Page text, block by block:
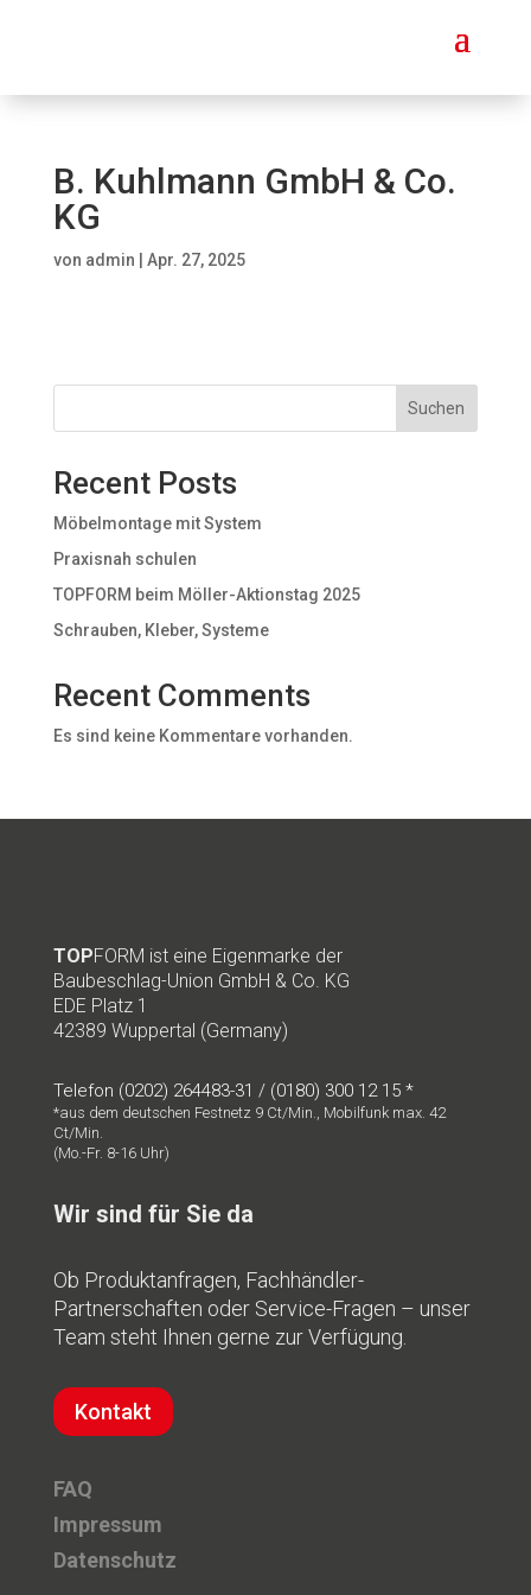
B. Kuhlmann GmbH & Co.
KG
von admin Apr. 27, 2025
Suchen
Recent Posts
Möbelmontage mit System
Praxisnah schulen
TOPFORM beim Möller-Aktionstag 2025
Schrauben, Kleber, Systeme
Recent Comments
Es sind keine Kommentare vorhanden.
TOPFORM ist eine Eigenmarke der
Baubeschlag-Union GmbH & Co. KG
EDE Platz 1
42389 Wuppertal (Germany)
Telefon (0202) 264483-31 / (0180) 300 12 15 *
*aus dem deutschen Festnetz 9 Ct/Min., Mobilfunk max. 42
Ct/Min.
(Mo.-Fr. 8-16 Uhr)
Wir sind für Sie da
Ob Produktanfragen, Fachhändler-
Partnerschaften oder Service-Fragen – unser
Team steht Ihnen gerne zur Verfügung.
Kontakt
FAQ
Impressum
Datenschutz